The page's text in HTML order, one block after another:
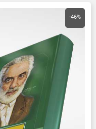
-46%